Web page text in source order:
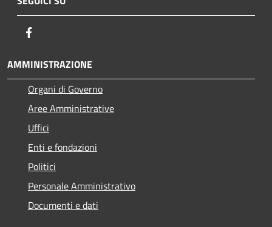
AMMINISTRAZIONE
Organi di Governo
Aree Amministrative
Uffici
Enti e fondazioni
Politici
Personale Amministrativo
Documenti e dati